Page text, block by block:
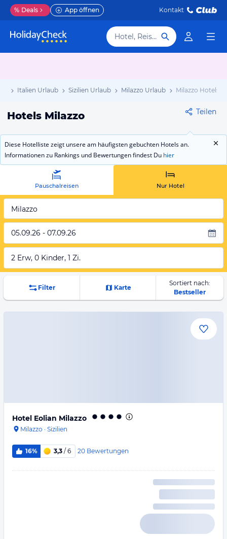
% Deals App öffnen Kontakt
Hotel, Reiseziel
Italien Urlaub Sizilien Urlaub Milazzo Urlaub Milazzo Hotels
Hotels Milazzo Teilen
Diese Hotelliste zeigt unsere am häufigsten gebuchten Hotels an.
Informationen zu Rankings und Bewertungen findest Du hier
Pauschalreisen Nur Hotel
Milazzo
05.09.26 - 07.09.26
2 Erw, 0 Kinder, 1 Zi.
Filter Karte
Sortiert nach:
Bestseller
Hotel Eolian Milazzo
Milazzo · Sizilien
16% 3,3 / 6 20 Bewertungen